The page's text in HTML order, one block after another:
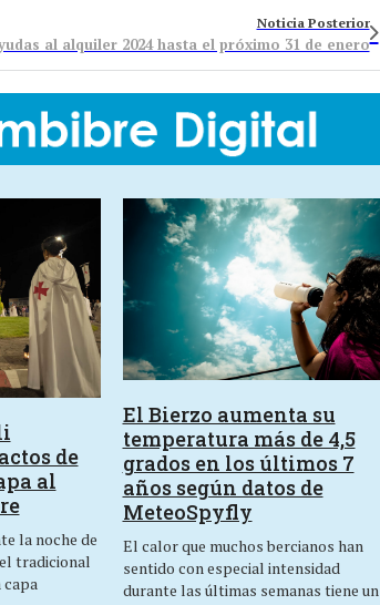
Noticia Posterior
al alquiler 2024 hasta el próximo 31 de enero
de
al
la noche de
tradicional
El Bierzo aumenta su
temperatura más de 4,5
grados en los últimos 7
años según datos de
MeteoSpyfly
El calor que muchos bercianos han
sentido con especial intensidad
durante las últimas semanas tiene un